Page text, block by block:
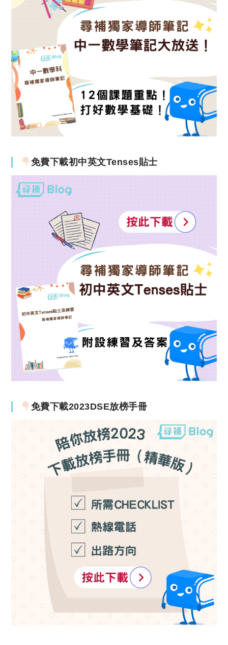
免費下載初中英文Tenses貼士
免費下載2023DSE放榜手冊